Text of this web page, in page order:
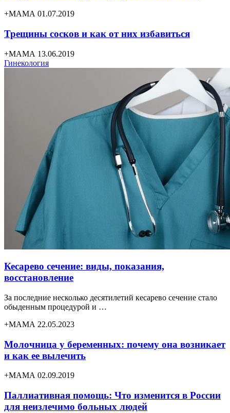
+МАМА 01.07.2019
Трещины сосков и как от них избавиться
+МАМА 13.06.2019
Гинекология
Кесарево сечение: виды, показания,
восстановление
За последние несколько десятилетий кесарево сечение стало
обыденным процедурой и …
+МАМА 22.05.2023
Молочница у беременных: почему она возникает
и как ее вылечить
+МАМА 02.09.2019
Паллиативная помощь: Что изменится в России
для неизлечимо больных людей